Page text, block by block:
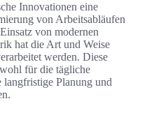
Innovationen eine
von Arbeitsabläufen
von modernen
hat die Art und Weise
werden. Diese
für die tägliche
langfristige Planung und